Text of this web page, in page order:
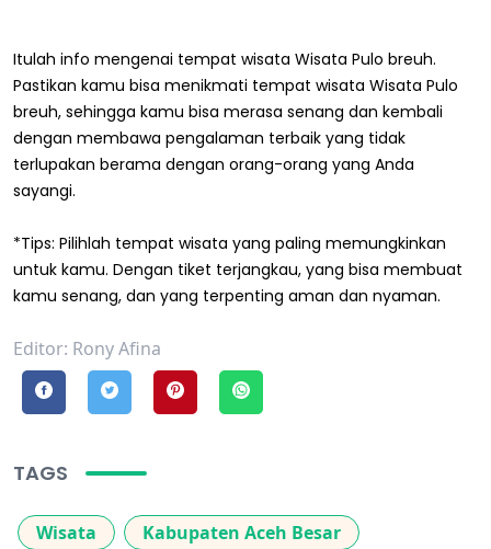
Itulah info mengenai tempat wisata Wisata Pulo breuh.
Pastikan kamu bisa menikmati tempat wisata Wisata Pulo
breuh, sehingga kamu bisa merasa senang dan kembali
dengan membawa pengalaman terbaik yang tidak
terlupakan berama dengan orang-orang yang Anda
sayangi.
*Tips: Pilihlah tempat wisata yang paling memungkinkan
untuk kamu. Dengan tiket terjangkau, yang bisa membuat
kamu senang, dan yang terpenting aman dan nyaman.
Editor: Rony Afina
TAGS
Wisata Kabupaten Aceh Besar